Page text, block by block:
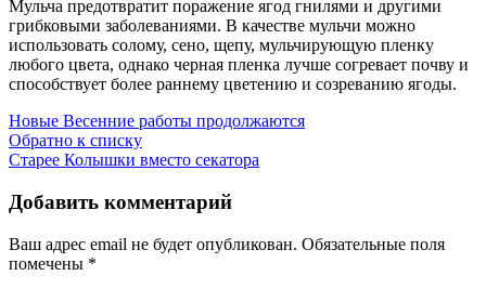
Мульча предотвратит поражение ягод гнилями и другими
грибковыми заболеваниями. В качестве мульчи можно
использовать солому, сено, щепу, мульчирующую пленку
любого цвета, однако черная пленка лучше согревает почву и
способствует более раннему цветению и созреванию ягоды.
Новые Весенние работы продолжаются
Обратно к списку
Старее Колышки вместо секатора
Добавить комментарий
Ваш адрес email не будет опубликован. Обязательные поля
помечены *